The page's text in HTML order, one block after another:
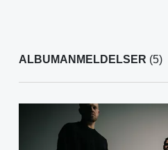
ALBUMANMELDELSER (5)